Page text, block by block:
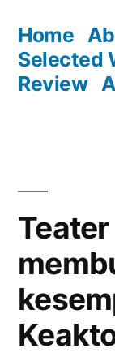
content
Home
Selected
Review